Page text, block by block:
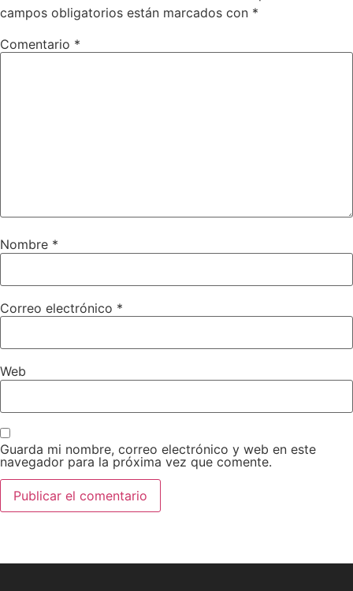
campos obligatorios están marcados con *
Comentario *
Nombre *
Correo electrónico *
Web
Guarda mi nombre, correo electrónico y web en este
navegador para la próxima vez que comente.